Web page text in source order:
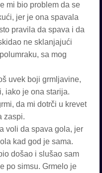
mi bio problem da se
jer je ona spavala
pravila da spava i da
ne sklanjajući
sa mog
uvek boji grmljavine,
iako je ona starija.
da mi dotrči u krevet
zaspi.
voli da spava gola, jer
kad god je sama.
došao i slušao sam
po simsu. Grmelo je